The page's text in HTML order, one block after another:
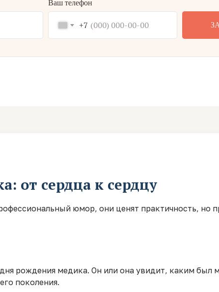
Ваш телефон
+7
от сердца к сердцу
юмор, они ценят практичность, но
рождения медика. Он или она увидит, каким был
поколения.